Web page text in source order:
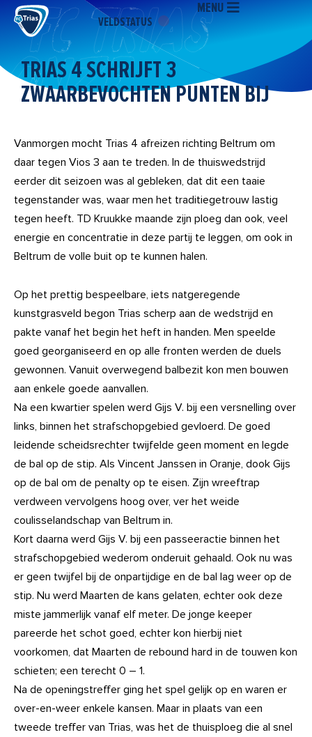
naar
inhoud
VELDSTATUS
MENU
TRIAS 4 SCHRIJFT 3
ZWAARBEVOCHTEN PUNTEN BIJ
Vanmorgen mocht Trias 4 afreizen richting Beltrum om
daar tegen Vios 3 aan te treden. In de thuiswedstrijd
eerder dit seizoen was al gebleken, dat dit een taaie
tegenstander was, waar men het traditiegetrouw lastig
tegen heeft. TD Kruukke maande zijn ploeg dan ook, veel
energie en concentratie in deze partij te leggen, om ook in
Beltrum de volle buit op te kunnen halen.
Op het prettig bespeelbare, iets natgeregende
kunstgrasveld begon Trias scherp aan de wedstrijd en
pakte vanaf het begin het heft in handen. Men speelde
goed georganiseerd en op alle fronten werden de duels
gewonnen. Vanuit overwegend balbezit kon men bouwen
aan enkele goede aanvallen.
Na een kwartier spelen werd Gijs V. bij een versnelling over
links, binnen het strafschopgebied gevloerd. De goed
leidende scheidsrechter twijfelde geen moment en legde
de bal op de stip. Als Vincent Janssen in Oranje, dook Gijs
op de bal om de penalty op te eisen. Zijn wreeftrap
verdween vervolgens hoog over, ver het weide
coulisselandschap van Beltrum in.
Kort daarna werd Gijs V. bij een passeeractie binnen het
strafschopgebied wederom onderuit gehaald. Ook nu was
er geen twijfel bij de onpartijdige en de bal lag weer op de
stip. Nu werd Maarten de kans gelaten, echter ook deze
miste jammerlijk vanaf elf meter. De jonge keeper
pareerde het schot goed, echter kon hierbij niet
voorkomen, dat Maarten de rebound hard in de touwen kon
schieten; een terecht 0 – 1.
Na de openingstreffer ging het spel gelijk op en waren er
over-en-weer enkele kansen. Maar in plaats van een
tweede treffer van Trias, was het de thuisploeg die al snel